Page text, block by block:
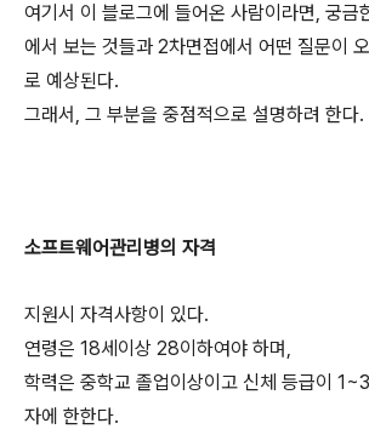
여기서 이 블로그에 들어온 사람이라면, 궁금
에서 보는 것들과 2차면접에서 어떤 질문이
로 예상된다.
그래서, 그 부분을 중점적으로 설명하려 한다.
소프트웨어관리병의 자격
지원시 자격사항이 있다.
연령은 18세이상 28이하여야 하며,
학력은 중학교 졸업이상이고 신체 등급이
자에 한한다.